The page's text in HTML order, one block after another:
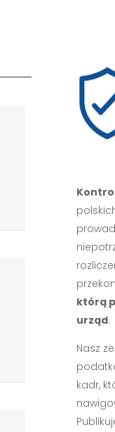
którą
urząd.
Nasz
kadr,